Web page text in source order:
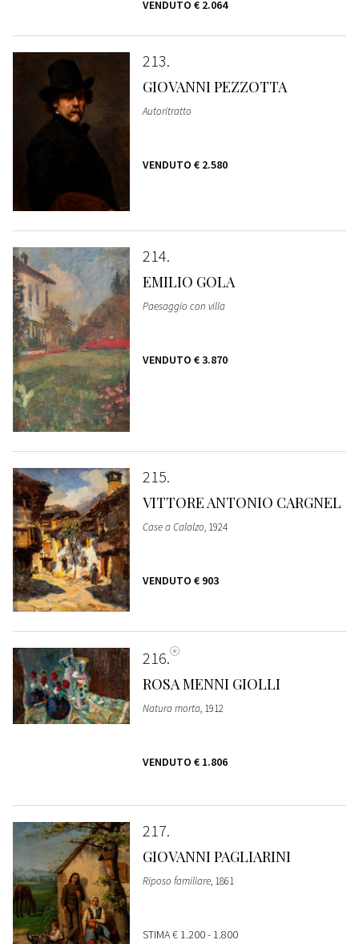
VENDUTO € 2.064
213
GIOVANNI PEZZOTTA
Autoritratto
VENDUTO € 2.580
214
EMILIO GOLA
Paesaggio con villa
VENDUTO € 3.870
215
VITTORE ANTONIO CARGNEL
Case a Calalzo, 1924
VENDUTO € 903
216
ROSA MENNI GIOLLI
Natura morta, 1912
VENDUTO € 1.806
217
GIOVANNI PAGLIARINI
Riposo familiare, 1861
STIMA€ 1.200 - 1.800